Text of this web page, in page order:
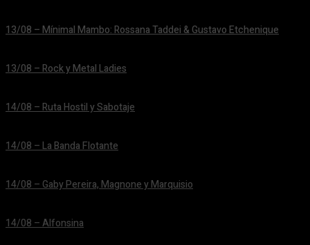
13/08 – Mínimal Mambo: Rossana Taddei & Gustavo Etchenique
13/08 – Rock y Metal Ladies
14/08 – Ruta Hostil y Sabotaje
14/08 – La Banda Flotante
14/08 – Gaby Pereira, Magnone y Marquisio
14/08 – Alfonsina